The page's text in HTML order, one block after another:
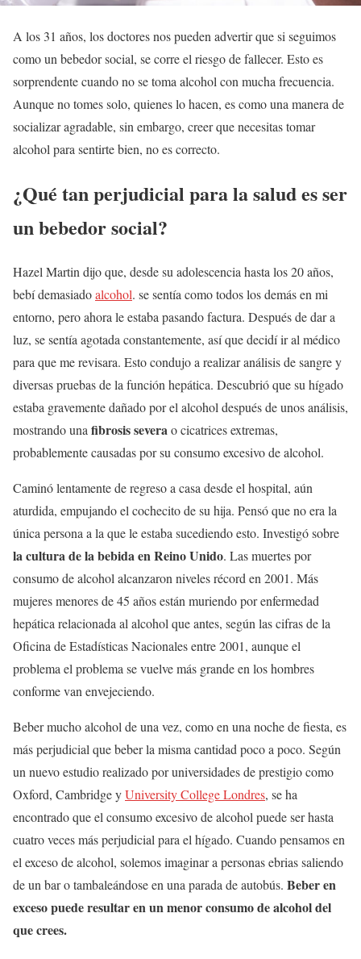
A los 31 años, los doctores nos pueden advertir que si seguimos
como un bebedor social, se corre el riesgo de fallecer. Esto es
sorprendente cuando no se toma alcohol con mucha frecuencia.
Aunque no tomes solo, quienes lo hacen, es como una manera de
socializar agradable, sin embargo, creer que necesitas tomar
alcohol para sentirte bien, no es correcto.
¿Qué tan perjudicial para la salud es ser
un bebedor social?
Hazel Martin dijo que, desde su adolescencia hasta los 20 años,
bebí demasiadoalcohol. se sentía como todos los demás en mi
entorno, pero ahora le estaba pasando factura. Después de dar a
luz, se sentía agotada constantemente, así que decidí ir al médico
para que me revisara. Esto condujo a realizar análisis de sangre y
diversas pruebas de la función hepática. Descubrió que su hígado
estaba gravemente dañado por el alcohol después de unos análisis,
mostrando una fibrosis severao cicatrices extremas,
probablemente causadas por su consumo excesivo de alcohol.
Caminó lentamente de regreso a casa desde el hospital, aún
aturdida, empujando el cochecito de su hija. Pensó que no era la
única persona a la que le estaba sucediendo esto. Investigó sobre
la cultura de la bebida en Reino Unido. Las muertes por
consumo de alcohol alcanzaron niveles récord en 2001. Más
mujeres menores de 45 años están muriendo por enfermedad
hepática relacionada al alcohol que antes, según las cifras de la
Oficina de Estadísticas Nacionales entre 2001, aunque el
problema el problema se vuelve más grande en los hombres
conforme van envejeciendo.
Beber mucho alcohol de una vez, como en una noche de fiesta, es
más perjudicial que beber la misma cantidad poco a poco. Según
un nuevo estudio realizado por universidades de prestigio como
Oxford, Cambridge yUniversity College Londres, se ha
encontrado que el consumo excesivo de alcohol puede ser hasta
cuatro veces más perjudicial para el hígado. Cuando pensamos en
el exceso de alcohol, solemos imaginar a personas ebrias saliendo
de un bar o tambaleándose en una parada de autobús. Beber en
exceso puede resultar en un menor consumo de alcohol del
que crees.